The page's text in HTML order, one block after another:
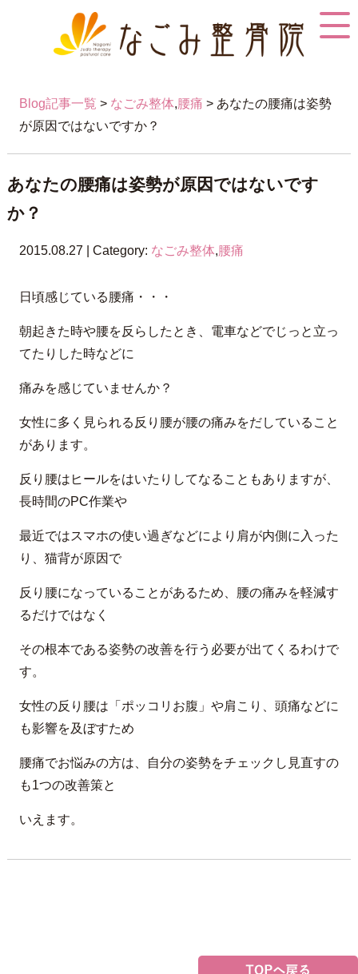
Blog記事一覧 > なごみ整体,腰痛 > あなたの腰痛は姿勢
が原因ではないですか？
あなたの腰痛は姿勢が原因ではないです
か？
2015.08.27 | Category: なごみ整体,腰痛
日頃感じている腰痛・・・
朝起きた時や腰を反らしたとき、電車などでじっと立っ
てたりした時などに
痛みを感じていませんか？
女性に多く見られる反り腰が腰の痛みをだしていること
があります。
反り腰はヒールをはいたりしてなることもありますが、
長時間のPC作業や
最近ではスマホの使い過ぎなどにより肩が内側に入った
り、猫背が原因で
反り腰になっていることがあるため、腰の痛みを軽減す
るだけではなく
その根本である姿勢の改善を行う必要が出てくるわけで
す。
女性の反り腰は「ポッコリお腹」や肩こり、頭痛などに
も影響を及ぼすため
腰痛でお悩みの方は、自分の姿勢をチェックし見直すの
も1つの改善策と
いえます。